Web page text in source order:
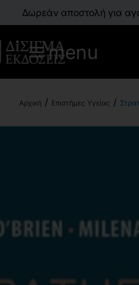
Δωρεάν αποστολή για
menu
Επιστήμες Υγείας